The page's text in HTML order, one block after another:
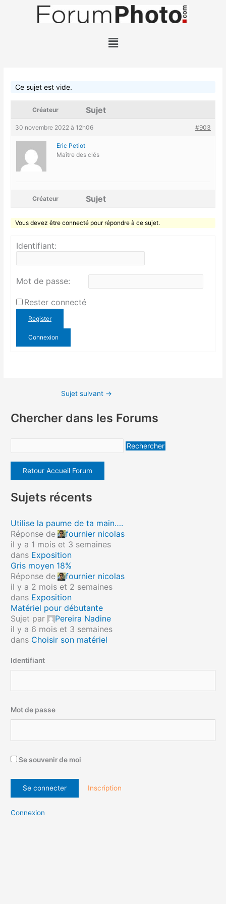
Menu
Ce sujet est vide.
Créateur Sujet
30 novembre 2022 à 12h06 #903
Eric Petiot
Maître des clés
Créateur Sujet
Vous devez être connecté pour répondre à ce sujet.
Identifiant:
Mot de passe:
Rester connecté
Register
Connexion
Sujet suivant →
Chercher dans les Forums
Retour Accueil Forum
Sujets récents
Utilise la paume de ta main….
Réponse de
fournier nicolas
il y a 1 mois et 3 semaines
dans Exposition
Gris moyen 18%
Réponse de
fournier nicolas
il y a 2 mois et 2 semaines
dans Exposition
Matériel pour débutante
Sujet par
Pereira Nadine
il y a 6 mois et 3 semaines
dans Choisir son matériel
Identifiant
Mot de passe
Se souvenir de moi
Inscription
Connexion